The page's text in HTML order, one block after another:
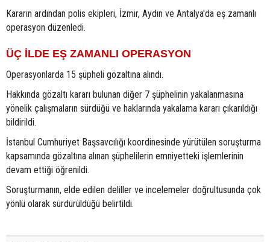
Kararın ardından polis ekipleri, İzmir, Aydın ve Antalya'da eş zamanlı
operasyon düzenledi.
ÜÇ İLDE EŞ ZAMANLI OPERASYON
Operasyonlarda 15 şüpheli gözaltına alındı.
Hakkında gözaltı kararı bulunan diğer 7 şüphelinin yakalanmasına
yönelik çalışmaların sürdüğü ve haklarında yakalama kararı çıkarıldığı
bildirildi.
İstanbul Cumhuriyet Başsavcılığı koordinesinde yürütülen soruşturma
kapsamında gözaltına alınan şüphelilerin emniyetteki işlemlerinin
devam ettiği öğrenildi.
Soruşturmanın, elde edilen deliller ve incelemeler doğrultusunda çok
yönlü olarak sürdürüldüğü belirtildi.